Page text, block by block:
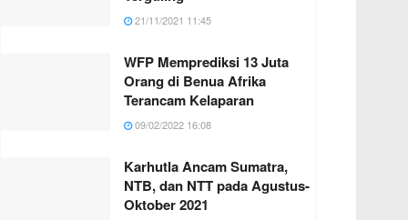
21/11/2021 11:45
WFP Memprediksi 13 Juta
Orang di Benua Afrika
Terancam Kelaparan
09/02/2022 16:08
Karhutla Ancam Sumatra,
NTB, dan NTT pada Agustus-
Oktober 2021